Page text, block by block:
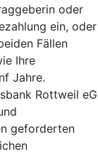
oder
ein, oder
Fällen
Ihre
Jahre.
Rottweil eG
geforderten